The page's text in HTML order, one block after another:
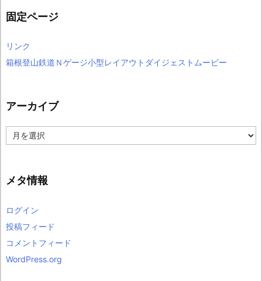
固定ページ
リンク
箱根登山鉄道Ｎゲージ小型レイアウトダイジェストムービー
アーカイブ
ー
ブ
メタ情報
ログイン
投稿フィード
コメントフィード
WordPress.org